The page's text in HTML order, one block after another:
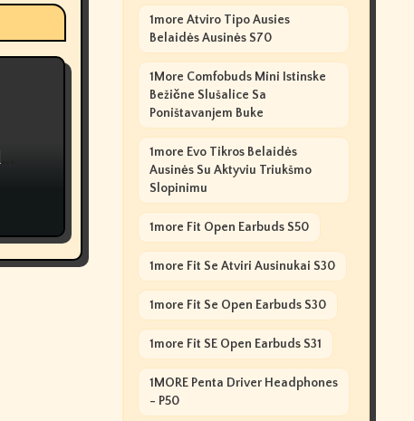
1more Atviro Tipo Ausies
Belaidės Ausinės S70
1More Comfobuds Mini Istinske
Bežične Slušalice Sa
Poništavanjem Buke
1more Evo Tikros Belaidės
Ausinės Su Aktyviu Triukšmo
Slopinimu
1more Fit Open Earbuds S50
1more Fit Se Atviri Ausinukai S30
1more Fit Se Open Earbuds S30
1more Fit SE Open Earbuds S31
1MORE Penta Driver Headphones
- P50